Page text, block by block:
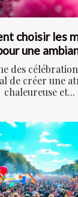
choisir les
une
des
de créer une
chaleureuse et...